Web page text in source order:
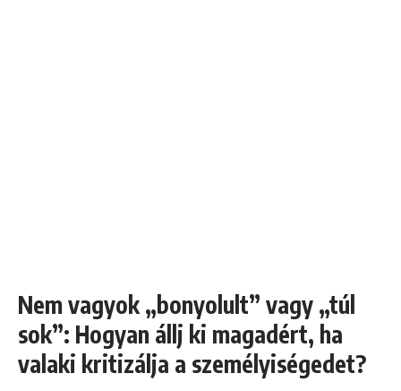
Nem vagyok „bonyolult” vagy „túl
sok”: Hogyan állj ki magadért, ha
valaki kritizálja a személyiségedet?